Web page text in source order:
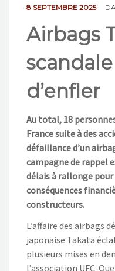
8 SEPTEMBRE 2025
Airbags
d’enfler
Au total, 18
France suite à des
défaillance d’un
campagne de rappel
délais à rallonge
conséquences
constructeurs.
L’affaire des airbags
japonaise Takata
plusieurs mises en
l’association UFC-